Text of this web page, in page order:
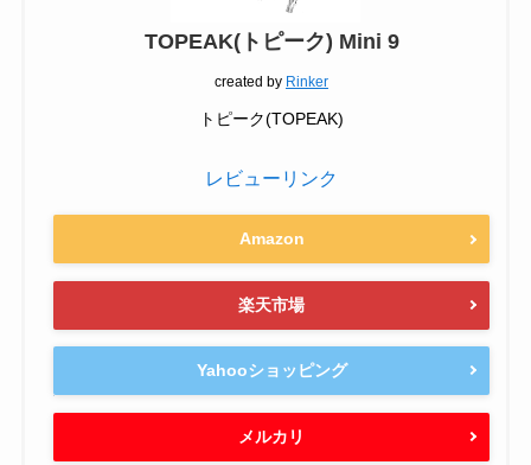
TOPEAK(トピーク) Mini 9
created by Rinker
トピーク(TOPEAK)
レビューリンク
Amazon
楽天市場
Yahooショッピング
メルカリ